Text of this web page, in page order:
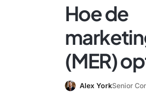
Hoe de
(MER)
Alex YorkSenior